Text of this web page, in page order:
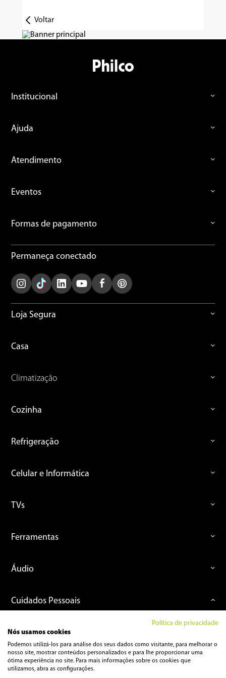
Voltar
Institucional
Ajuda
Atendimento
Eventos
Formas de pagamento
Permaneça conectado
Loja Segura
Casa
Climatização
Cozinha
Refrigeração
Celular e Informática
TVs
Ferramentas
Áudio
Cuidados Pessoais
Escovas e Cacheadores
Depiladores
Política de privacidade
Nós usamos cookies
Podemos utilizá-los para análise dos seus dados como visitante, para melhorar o
nosso site, mostrar conteúdos personalizados e para lhe proporcionar uma
ótima experiência no site. Para mais informações sobre os cookies que
utilizamos, abra as configurações.